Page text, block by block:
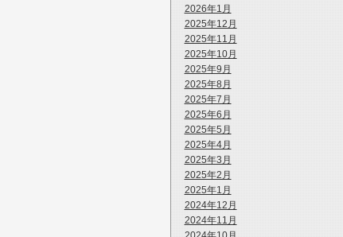
2026年1月
2025年12月
2025年11月
2025年10月
2025年9月
2025年8月
2025年7月
2025年6月
2025年5月
2025年4月
2025年3月
2025年2月
2025年1月
2024年12月
2024年11月